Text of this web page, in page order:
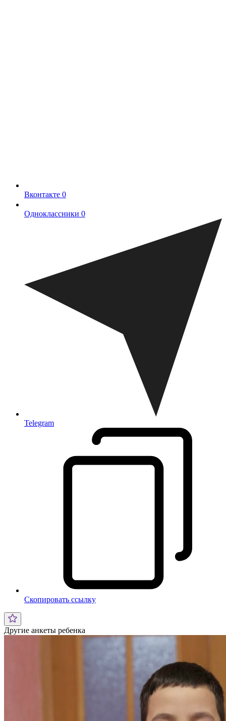
Вконтакте 0
Одноклассники 0
Telegram
Скопировать ссылку
Другие анкеты ребенка